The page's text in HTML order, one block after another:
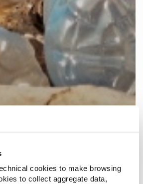
cookies to make browsing
to collect aggregate data,